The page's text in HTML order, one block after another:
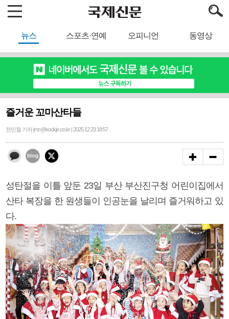
뉴스 스포츠·연예 오피니언 동영상
즐거운 꼬마산타들
전민철 기자 jmc@kookje.co.kr | 2025.12.23 18:57
성탄절을 이틀 앞둔 23일 부산 부산진구청 어린이집에서
산타 복장을 한 원생들이 인공눈을 날리며 즐거워하고 있
다.